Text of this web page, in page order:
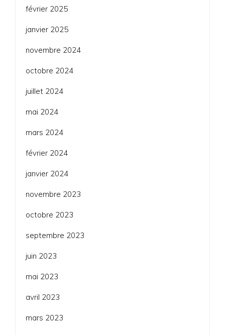
février 2025
janvier 2025
novembre 2024
octobre 2024
juillet 2024
mai 2024
mars 2024
février 2024
janvier 2024
novembre 2023
octobre 2023
septembre 2023
juin 2023
mai 2023
avril 2023
mars 2023